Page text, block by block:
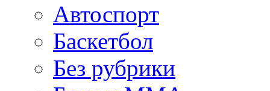
Автоспорт
Баскетбол
Без рубрики